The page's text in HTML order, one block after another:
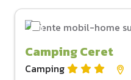
Camping Ceret
Camping